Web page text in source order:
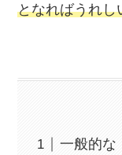
となればうれし
一般的